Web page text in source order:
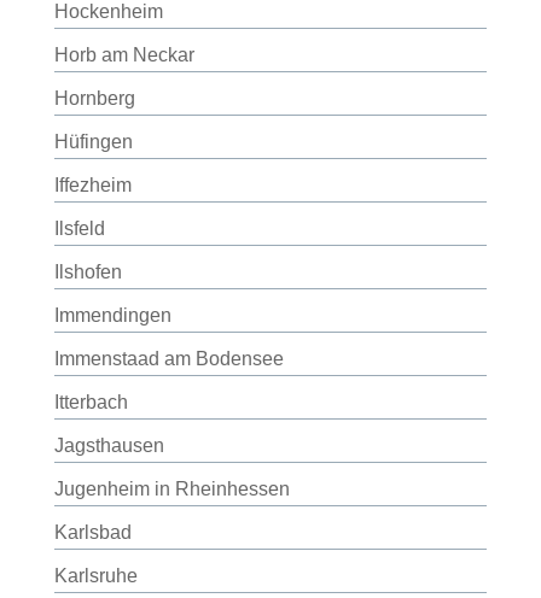
Hockenheim
Horb am Neckar
Hornberg
Hüfingen
Iffezheim
Ilsfeld
Ilshofen
Immendingen
Immenstaad am Bodensee
Itterbach
Jagsthausen
Jugenheim in Rheinhessen
Karlsbad
Karlsruhe